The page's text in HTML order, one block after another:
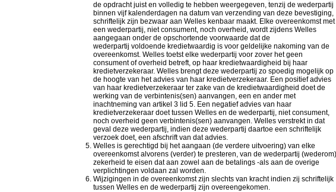
de opdracht juist en volledig te hebben weergegeven, tenzij de wederpartij
binnen vijf kalenderdagen na datum van verzending van deze bevestiging,
schriftelijk zijn bezwaar aan Welles kenbaar maakt. Elke overeenkomst met
een wederpartij, niet consument, noch overheid, wordt zijdens Welles
aangegaan onder de opschortende voorwaarde dat de
wederpartij voldoende kredietwaardig is voor geldelijke nakoming van de
overeenkomst. Welles toetst elke wederpartij voor zover het geen
consument of overheid betreft, op haar kredietwaardigheid bij haar
kredietverzekeraar. Welles brengt deze wederpartij zo spoedig mogelijk op
de hoogte van het advies van haar kredietverzekeraar. Een positief advies
van haar kredietverzekeraar ter zake van de kredietwaardigheid doet de
werking van de verbintenis(sen) aanvangen, een en ander met
inachtneming van artikel 3 lid 5. Een negatief advies van haar
kredietverzekeraar doet tussen Welles en de wederpartij, niet consument,
noch overheid geen verbintenis(sen) aanvangen. Welles verstrekt in dat
geval deze wederpartij, indien deze wederpartij daartoe een schriftelijk
verzoek doet, een afschrift van dat advies.
Welles is gerechtigd bij het aangaan (de verdere uitvoering) van elke
overeenkomst alvorens (verder) te presteren, van de wederpartij (wederom)
zekerheid te eisen dat aan zowel aan de betalings -als aan de overige
verplichtingen voldaan zal worden.
Wijzigingen in de overeenkomst zijn slechts van kracht indien zij schriftelijk
tussen Welles en de wederpartij zijn overeengekomen.